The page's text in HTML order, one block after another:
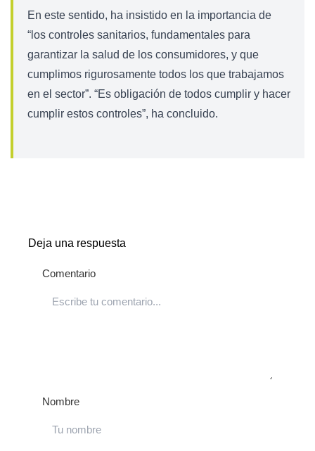
En este sentido, ha insistido en la importancia de
“los controles sanitarios, fundamentales para
garantizar la salud de los consumidores, y que
cumplimos rigurosamente todos los que trabajamos
en el sector”. “Es obligación de todos cumplir y hacer
cumplir estos controles”, ha concluido.
Deja una respuesta
Comentario
Nombre